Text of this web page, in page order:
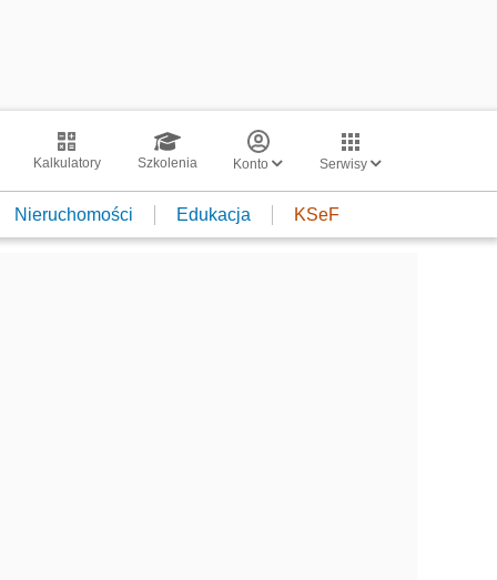
Kalkulatory Szkolenia Konto Serwisy
Nieruchomości Edukacja KSeF